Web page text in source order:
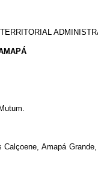
Amapá